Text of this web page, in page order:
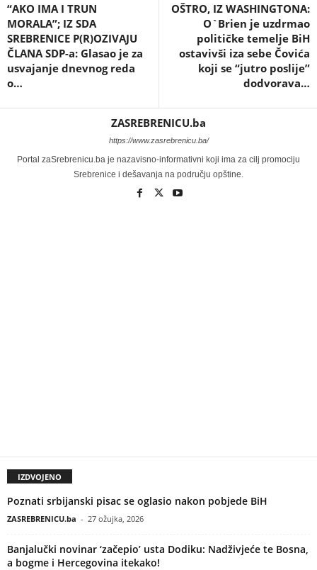
“AKO IMA I TRUN
MORALA”; IZ SDA
SREBRENICE P(R)OZIVAJU
ČLANA SDP-a: Glasao je za
usvajanje dnevnog reda
o…
OŠTRO, IZ WASHINGTONA:
O`Brien je uzdrmao
političke temelje BiH
ostavivši iza sebe Čovića
koji se “jutro poslije”
dodvorava…
ZASREBRENICU.ba
https://www.zasrebrenicu.ba/
Portal zaSrebrenicu.ba je nazavisno-informativni koji ima za cilj promociju
Srebrenice i dešavanja na području opštine.
IZDVOJENO
Poznati srbijanski pisac se oglasio nakon pobjede BiH
ZASREBRENICU.ba - 27 ožujka, 2026
Banjalučki novinar ‘začepio’ usta Dodiku: Nadživjeće te Bosna,
a bogme i Hercegovina itekako!